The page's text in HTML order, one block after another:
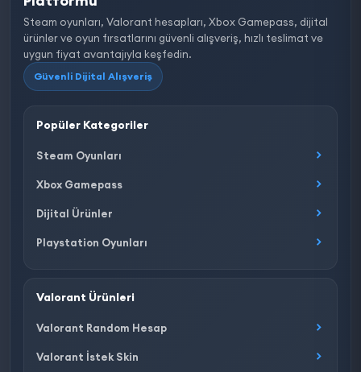
Steam oyunları, Valorant hesapları, Xbox Gamepass, dijital
ürünler ve oyun fırsatlarını güvenli alışveriş, hızlı teslimat ve
uygun fiyat avantajıyla keşfedin.
Güvenli Dijital Alışveriş
Popüler Kategoriler
Steam Oyunları
Xbox Gamepass
Dijital Ürünler
Playstation Oyunları
Valorant Ürünleri
Valorant Random Hesap
Valorant İstek Skin